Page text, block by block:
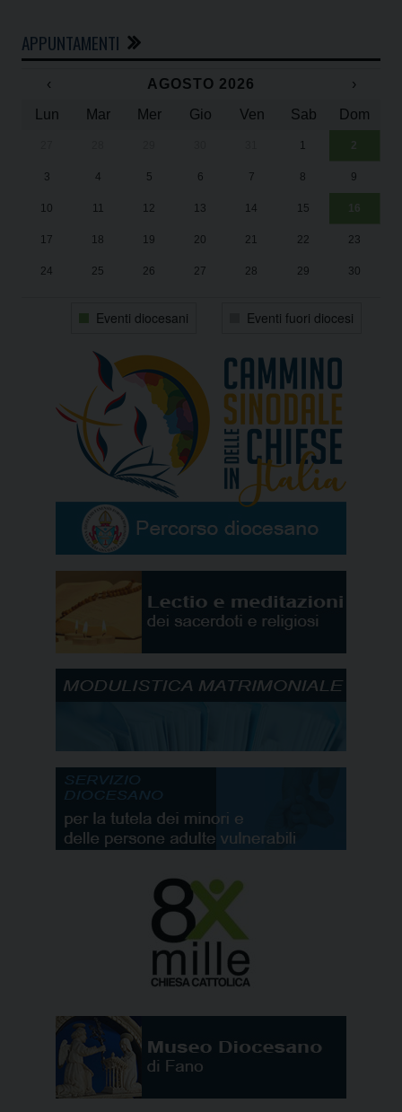
APPUNTAMENTI
‹ AGOSTO 2026
›
Lun
Mar Mer Gio Ven Sab Dom
1 2
3 4 5 6 7 8 9
10 11 12 13 14 15 16
17 18 19 20 21 22 23
24 25 26 27 28 29 30
Eventi diocesani Eventi fuori diocesi